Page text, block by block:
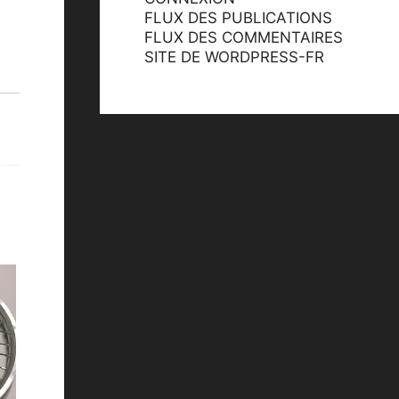
FLUX DES PUBLICATIONS
FLUX DES COMMENTAIRES
SITE DE WORDPRESS-FR